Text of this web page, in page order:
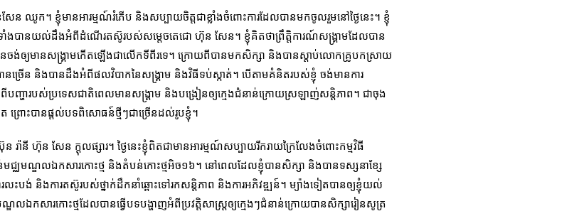
ក។ ខ្ញុំមានអារម្មណ៍រំភើប និងសប្បាយចិត្តជាខ្លាំងចំពោះការដែលបានមកចូលរួមនៅថ្ងៃនេះ។ ខ្ញុំ
ាំងបានយល់ដឹងអំពីដំណើរតស៊ូរបស់សម្តេចតេជោ ហ៊ុន សែន។ ខ្ញុំគិតថាព្រឹត្តិការណ៍សង្រ្គាមដែលបាន
ង់ឲ្យមានសង្រ្គាមកើតឡើងជាលើកទីពីរទេ។ ក្រោយពីបានមកសិក្សា និងបានស្ដាប់លោកគ្រូបកស្រាយ
ច្រើន និងបានដឹងអំពីផលវិបាកនៃសង្រ្គាម និងវិធីទប់ស្កាត់។ បើតាមគំនិតរបស់ខ្ញុំ ចង់មានការ
បញ្ហារបស់ប្រទេសជាតិពេលមានសង្រ្គាម និងបង្រៀនឲ្យក្មេងជំនាន់ក្រោយស្រឡាញ់សន្តិភាព។ ជាចុង
ព្រោះបានផ្ដល់បទពិសោធន៍ថ្មីៗជាច្រើនដល់រូបខ្ញុំ។
ហ៊ុន សែន ក្ដុលផ្សារ។ ថ្ងៃនេះខ្ញុំពិតជាមានអារម្មណ៍សប្បាយរីករាយក្រៃលែងចំពោះកម្មវិធី
មណ្ឌលឯកសារកោះថ្ម និងតំបន់កោះថ្មអិច១៦។ នៅពេលដែលខ្ញុំបានសិក្សា និងបានទស្សនាខ្សែ
លះបង់ និងការតស៊ូរបស់ថ្នាក់ដឹកនាំឆ្ពោះទៅរកសន្តិភាព និងការអភិវឌ្ឍន៍។ ម្យ៉ាងទៀតបានឲ្យខ្ញុំយល់
ឯកសារកោះថ្មដែលបានធ្វើបទបង្ហាញអំពីប្រវត្តិសាស្រ្តឲ្យក្មេងៗជំនាន់ក្រោយបានសិក្សារៀនសូត្រ